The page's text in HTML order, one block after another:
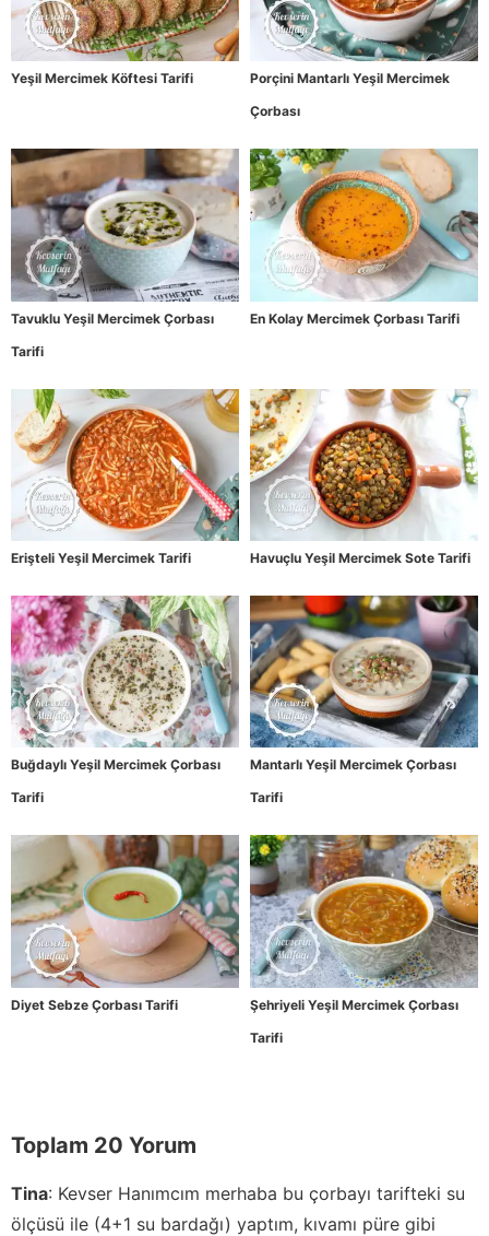
Yeşil Mercimek Köftesi Tarifi
Porçini Mantarlı Yeşil Mercimek
Çorbası
Tavuklu Yeşil Mercimek Çorbası
Tarifi
En Kolay Mercimek Çorbası Tarifi
Erişteli Yeşil Mercimek Tarifi Havuçlu Yeşil Mercimek Sote Tarifi
Buğdaylı Yeşil Mercimek Çorbası
Tarifi
Mantarlı Yeşil Mercimek Çorbası
Tarifi
Diyet Sebze Çorbası Tarifi
Şehriyeli Yeşil Mercimek Çorbası
Tarifi
Toplam 20 Yorum
Tina: Kevser Hanımcım merhaba bu çorbayı tarifteki su
ölçüsü ile (4+1 su bardağı) yaptım, kıvamı püre gibi